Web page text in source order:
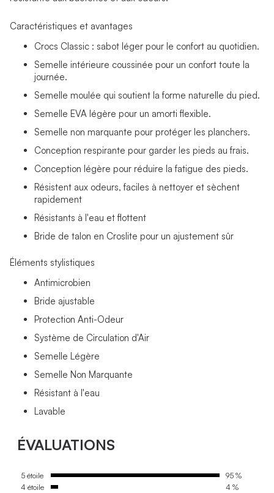
Caractéristiques et avantages
Crocs Classic : sabot léger pour le confort au quotidien.
Semelle intérieure coussinée pour un confort toute la
journée.
Semelle moulée qui soutient la forme naturelle du pied.
Semelle EVA légère pour un amorti flexible.
Semelle non marquante pour protéger les planchers.
Conception respirante pour garder les pieds au frais.
Conception légère pour réduire la fatigue des pieds.
Résistent aux odeurs, faciles à nettoyer et sèchent
rapidement
Résistants à l'eau et flottent
Bride de talon en Croslite pour un ajustement sûr
Éléments stylistiques
Antimicrobien
Bride ajustable
Protection Anti-Odeur
Système de Circulation d'Air
Semelle Légère
Semelle Non Marquante
Résistant à l'eau
Lavable
ÉVALUATIONS
5 étoile
95 %
4 étoile
4 %